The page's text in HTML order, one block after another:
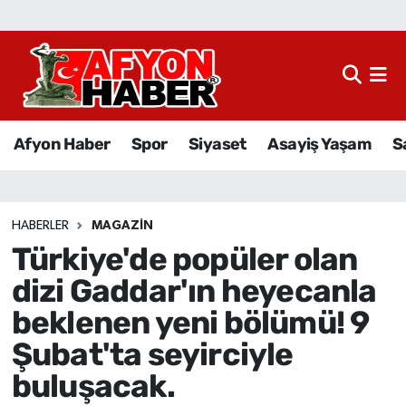
Afyon Haber Spor Siyaset Asayiş Yaşam
HABERLER MAGAZIN
Türkiye'de popüler olan
dizi Gaddar'ın heyecanla
beklenen yeni bölümü! 9
Şubat'ta seyirciyle
buluşacak.
Afyon Haber
Sağlık
Eğitim
Sivil Toplum
Ekonomi